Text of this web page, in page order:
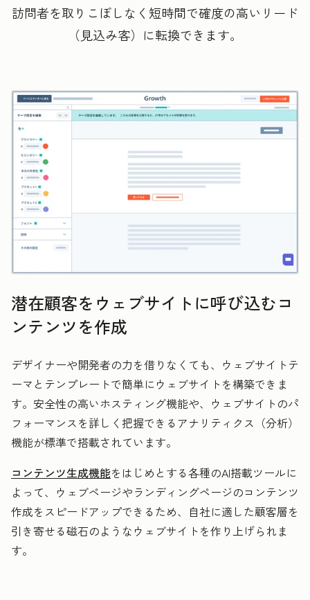
訪問者を取りこぼしなく短時間で確度の高いリード
（見込み客）に転換できます。
潜在顧客をウェブサイトに呼び込むコ
ンテンツを作成
デザイナーや開発者の力を借りなくても、ウェブサイトテ
ーマとテンプレートで簡単にウェブサイトを構築できま
す。安全性の高いホスティング機能や、ウェブサイトのパ
フォーマンスを詳しく把握できるアナリティクス（分析）
機能が標準で搭載されています。
コンテンツ生成機能をはじめとする各種のAI搭載ツールに
よって、ウェブページやランディングページのコンテンツ
作成をスピードアップできるため、自社に適した顧客層を
引き寄せる磁石のようなウェブサイトを作り上げられま
す。